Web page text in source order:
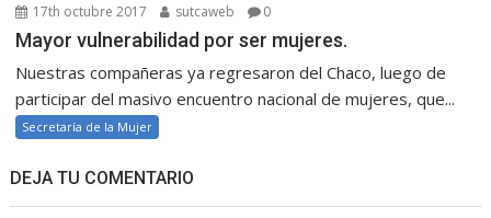
17th octubre 2017 sutcaweb 0
Mayor vulnerabilidad por ser mujeres.
Nuestras compañeras ya regresaron del Chaco, luego de
participar del masivo encuentro nacional de mujeres, que...
Secretaría de la Mujer
DEJA TU COMENTARIO